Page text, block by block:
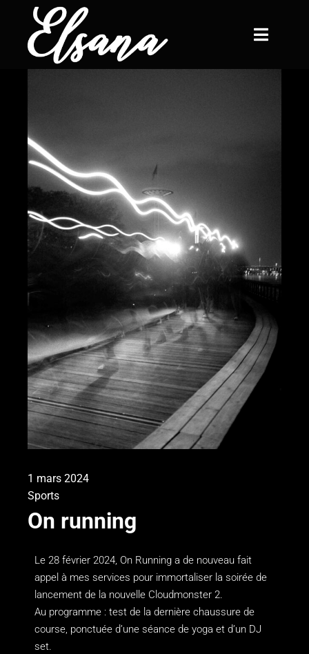
1 mars 2024
Sports
On running
Le 28 février 2024, On Running a de nouveau fait
appel à mes services pour immortaliser la soirée de
lancement de la nouvelle Cloudmonster 2.
Au programme : test de la dernière chaussure de
course, ponctuée d’une séance de yoga et d’un DJ
set.